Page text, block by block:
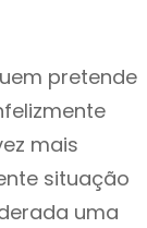
pretende
mais
situação
uma